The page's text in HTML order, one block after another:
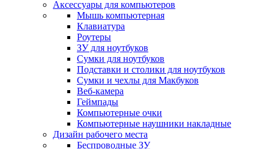
Аксессуары для компьютеров
Мышь компьютерная
Клавиатура
Роутеры
ЗУ для ноутбуков
Сумки для ноутбуков
Подставки и столики для ноутбуков
Сумки и чехлы для Макбуков
Веб-камера
Геймпады
Компьютерные очки
Компьютерные наушники накладные
Дизайн рабочего места
Беспроводные ЗУ